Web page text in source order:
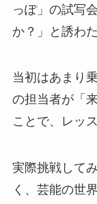
っぽ」の試写
か？」と誘わた
当初はあまり
の担当者が「
ことで、レッ
実際挑戦して
く、芸能の世